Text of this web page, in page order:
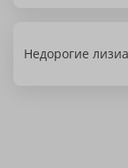
Недорогие